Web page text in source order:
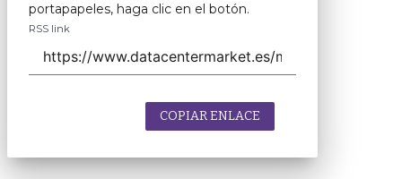
portapapeles, haga clic en el botón.
RSS link
COPIAR ENLACE